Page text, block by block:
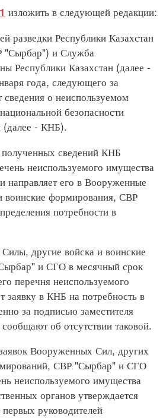
изложить в следующей редакции:
Республики Казахстан
"Сырбар") и Служба
Республики Казахстан (далее -
года, следующего за
о неиспользуемом
безопасности
(далее - КНБ).
сведений КНБ
неиспользуемого имущества
направляет его в Вооруженные
воинские формирования, СВР
потребности в
другие войска и воинские
и СГО в месячный срок
перечня неиспользуемого
заявку в КНБ на потребность в
за подписью заместителя
об отсутствии таковой.
Вооруженных Сил, других
СВР "Сырбар" и СГО
неиспользуемого имущества
органов утверждается
руководителей